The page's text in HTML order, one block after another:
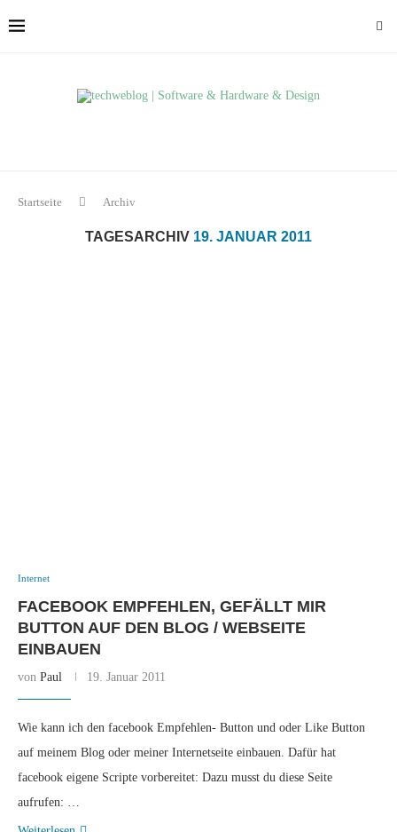
Startseite Archiv
TAGESARCHIV 19. JANUAR 2011
Internet
FACEBOOK EMPFEHLEN, GEFÄLLT MIR
BUTTON AUF DEN BLOG / WEBSEITE
EINBAUEN
von Paul 19. Januar 2011
Wie kann ich den facebook Empfehlen- Button und oder Like Button
auf meinem Blog oder meiner Internetseite einbauen. Dafür hat
facebook eigene Scripte vorbereitet: Dazu musst du diese Seite
aufrufen: …